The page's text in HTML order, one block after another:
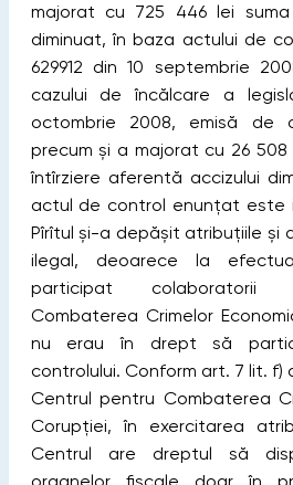
majorat cu 725 446 lei
diminuat, în baza actului de
629912 din 10 septembrie
cazului de încălcare a
octombrie 2008, emisă de
precum și a majorat cu 26 508
întîrziere aferentă accizului
actul de control enunţat este
Pîrîtul și-a depășit atribuţiile și
ilegal, deoarece la
participat colaboratorii
Combaterea Crimelor
nu erau în drept să
controlului. Conform art. 7 lit. f)
Centrul pentru Combaterea
Corupţiei, în exercitarea
Centrul are dreptul să